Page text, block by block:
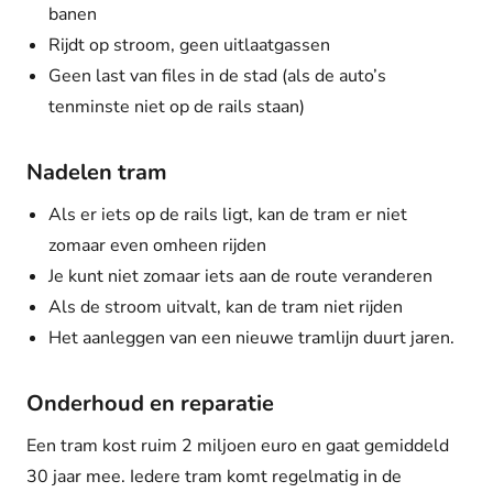
banen
Rijdt op stroom, geen uitlaatgassen
Geen last van files in de stad (als de auto’s
tenminste niet op de rails staan)
Nadelen tram
Als er iets op de rails ligt, kan de tram er niet
zomaar even omheen rijden
Je kunt niet zomaar iets aan de route veranderen
Als de stroom uitvalt, kan de tram niet rijden
Het aanleggen van een nieuwe tramlijn duurt jaren.
Onderhoud en reparatie
Een tram kost ruim 2 miljoen euro en gaat gemiddeld
30 jaar mee. Iedere tram komt regelmatig in de